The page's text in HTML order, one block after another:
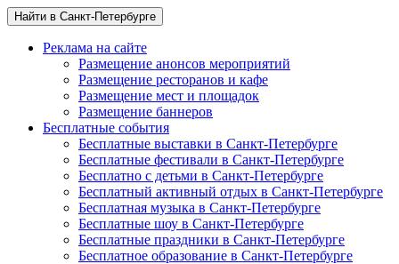
Найти в Санкт-Петербурге
Реклама на сайте
Размещение анонсов мероприятий
Размещение ресторанов и кафе
Размещение мест и площадок
Размещение баннеров
Бесплатные события
Бесплатные выставки в Санкт-Петербурге
Бесплатные фестивали в Санкт-Петербурге
Бесплатно с детьми в Санкт-Петербурге
Бесплатный активный отдых в Санкт-Петербурге
Бесплатная музыка в Санкт-Петербурге
Бесплатные шоу в Санкт-Петербурге
Бесплатные праздники в Санкт-Петербурге
Бесплатное образование в Санкт-Петербурге